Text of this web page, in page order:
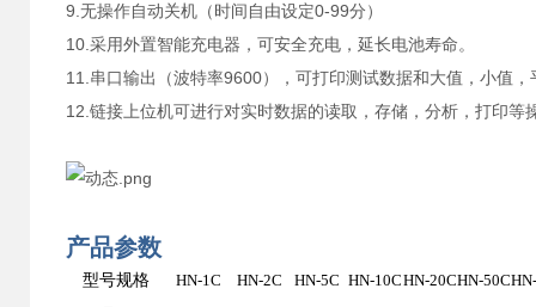
9.无操作自动关机（时间自由设定0-99分）
10.采用外置智能充电器，可安全充电，延长电池寿命。
11.串口输出（波特率9600），可打印测试数据和大值，小值，
12.链接上位机可进行对实时数据的读取，存储，分析，打印等
产品参数
型号规格 HN-1C HN-2C HN-5C HN-10CHN-20CHN-50C